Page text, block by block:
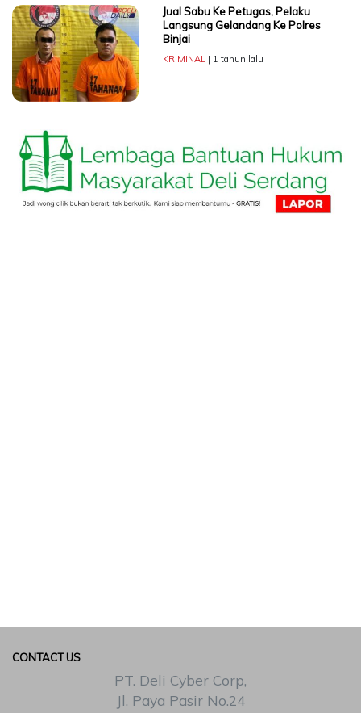
Jual Sabu Ke Petugas, Pelaku
Langsung Gelandang Ke Polres
Binjai
KRIMINAL| 1 tahun lalu
CONTACT US
PT. Deli Cyber Corp,
Jl. Paya Pasir No.24